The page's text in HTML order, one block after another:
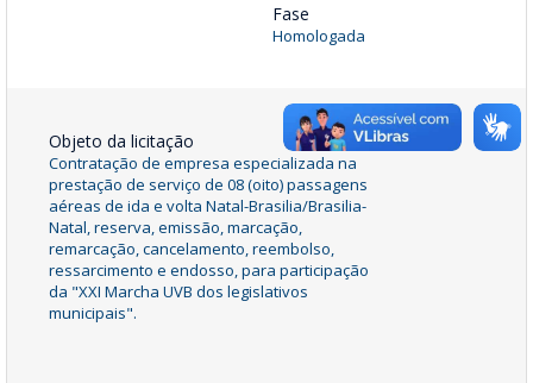
Fase
Homologada
Objeto da licitação
Contratação de empresa especializada na
prestação de serviço de 08 (oito) passagens
aéreas de ida e volta Natal-Brasilia/Brasilia-
Natal, reserva, emissão, marcação,
remarcação, cancelamento, reembolso,
ressarcimento e endosso, para participação
da "XXI Marcha UVB dos legislativos
municipais".